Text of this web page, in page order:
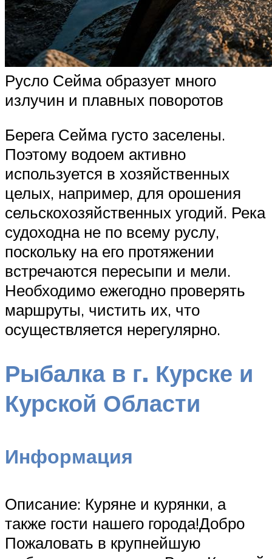
Русло Сейма образует много
излучин и плавных поворотов
Берега Сейма густо заселены.
Поэтому водоем активно
используется в хозяйственных
целых, например, для орошения
сельскохозяйственных угодий. Река
судоходна не по всему руслу,
поскольку на его протяжении
встречаются пересыпи и мели.
Необходимо ежегодно проверять
маршруты, чистить их, что
осуществляется нерегулярно.
Рыбалка в г. Курске и
Курской Области
Информация
Описание: Куряне и курянки, а
также гости нашего города!Добро
Пожаловать в крупнейшую